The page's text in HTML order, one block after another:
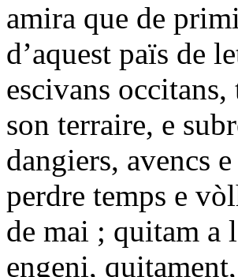
amira que de
d’aquest païs de
escivans
son terraire, e
dangiers, avencs
perdre temps e
de mai ; quitam a
engeni,